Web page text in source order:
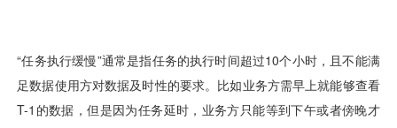
一键认证
银行数字化
加入我们